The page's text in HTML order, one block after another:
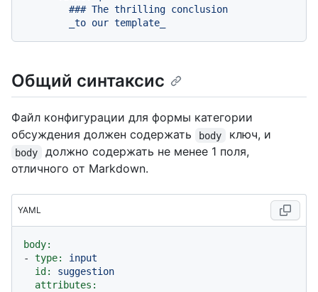
Общий синтаксис
Файл конфигурации для формы категории
обсуждения должен содержать
body ключ, и
body
должно содержать не менее 1 поля,
отличного от Markdown.
YAML
body:
-
type:
input
id:
suggestion
attributes: